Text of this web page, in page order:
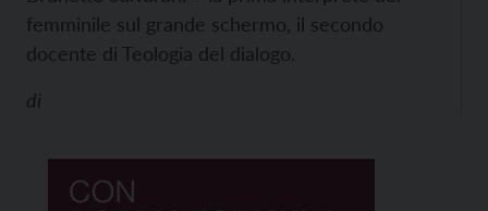
femminile sul grande schermo, il secondo
docente di Teologia del dialogo.
di